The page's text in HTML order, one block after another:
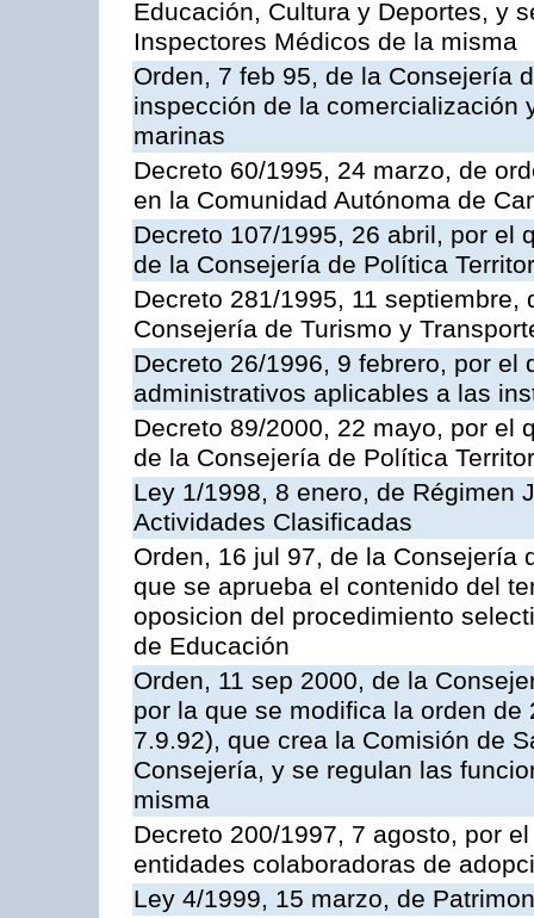
Educación, Cultura y Deportes, y
Inspectores Médicos de la misma
Orden, 7 feb 95, de la Consejería
inspección de la comercialización
marinas
Decreto 60/1995, 24 marzo, de
en la Comunidad Autónoma de
Decreto 107/1995, 26 abril, por el
de la Consejería de Política
Decreto 281/1995, 11
Consejería de Turismo y
Decreto 26/1996, 9 febrero, por
administrativos aplicables a las
Decreto 89/2000, 22 mayo, por el
de la Consejería de Política
Ley 1/1998, 8 enero, de Régimen
Actividades Clasificadas
Orden, 16 jul 97, de la Consejería
que se aprueba el contenido del
oposicion del procedimiento
de Educación
Orden, 11 sep 2000, de la
por la que se modifica la orden
7.9.92), que crea la Comisión de
Consejería, y se regulan las
misma
Decreto 200/1997, 7 agosto, por
entidades colaboradoras de
Ley 4/1999, 15 marzo, de